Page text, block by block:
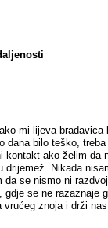
mi lijeva bradavica
dana bilo teško,
kontakt ako želim da
drijemež. Nikada
da se nismo ni
se ne razaznaje
znoja i drži